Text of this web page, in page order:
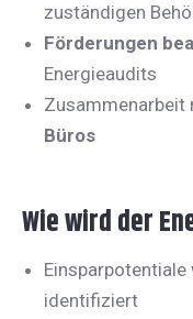
zuständigen
Förderungen
Energieaudits
Zusammenarbeit
Büros
Wie wird der
identifiziert